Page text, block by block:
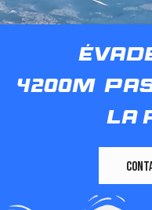
4200m
la